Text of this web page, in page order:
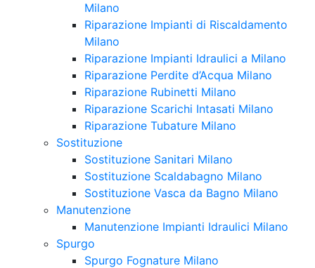
Milano
Riparazione Impianti di Riscaldamento
Milano
Riparazione Impianti Idraulici a Milano
Riparazione Perdite d’Acqua Milano
Riparazione Rubinetti Milano
Riparazione Scarichi Intasati Milano
Riparazione Tubature Milano
Sostituzione
Sostituzione Sanitari Milano
Sostituzione Scaldabagno Milano
Sostituzione Vasca da Bagno Milano
Manutenzione
Manutenzione Impianti Idraulici Milano
Spurgo
Spurgo Fognature Milano